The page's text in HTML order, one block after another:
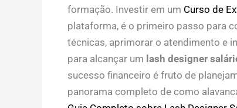
formação. Investir em um Curso de
plataforma, é o primeiro passo para
técnicas, aprimorar o atendimento e
para alcançar um lash designer
sucesso financeiro é fruto de
panorama completo de como